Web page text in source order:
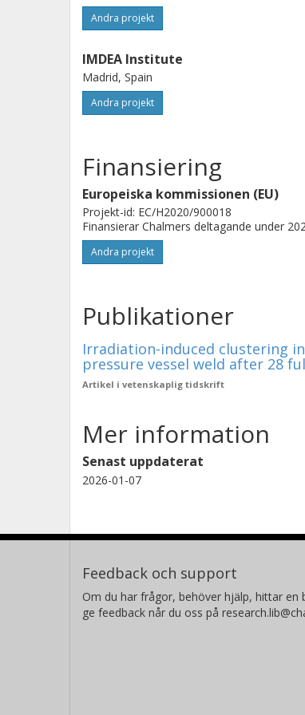
Andra projekt
IMDEA Institute
Madrid, Spain
Andra projekt
Finansiering
Europeiska kommissionen (EU)
Projekt-id: EC/H2020/900018
Finansierar Chalmers deltagande under
Andra projekt
Publikationer
Irradiation-induced clustering
pressure vessel weld after 28
Artikel i vetenskaplig tidskrift
Mer information
Senast uppdaterat
2026-01-07
Feedback och support
Om du har frågor, behöver hjälp, hittar en
ge feedback når du oss på